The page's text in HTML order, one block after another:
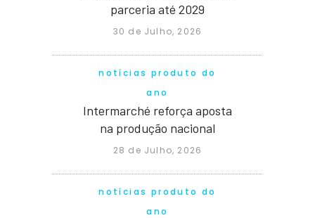
parceria até 2029
30 de Julho, 2026
notícias produto do
ano
Intermarché reforça aposta
na produção nacional
28 de Julho, 2026
notícias produto do
ano